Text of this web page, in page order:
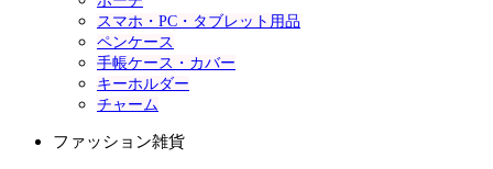
スマホ・PC・タブレット用品
ペンケース
手帳ケース・カバー
キーホルダー
チャーム
ファッション雑貨